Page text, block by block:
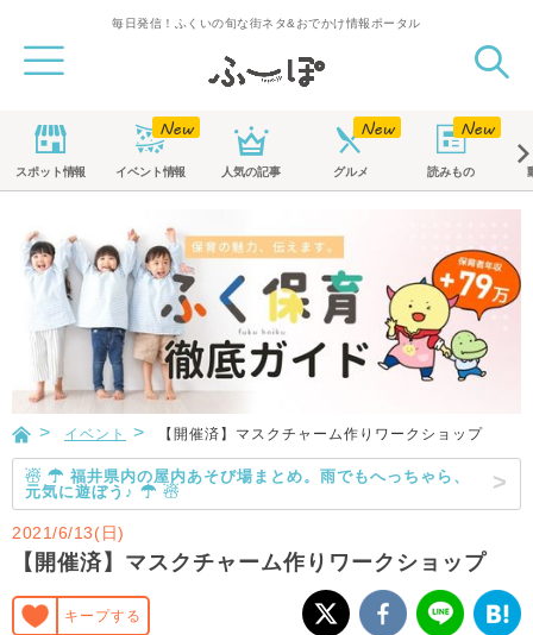
毎日発信！ふくいの旬な街ネタ&おでかけ情報ポータル
スポット情報 イベント情報 人気の記事 グルメ 読みもの
イベント 【開催済】マスクチャーム作りワークショップ
☃ ☂ 福井県内の屋内あそび場まとめ。雨でもへっちゃら、
元気に遊ぼう♪ ☂ ☃
2021/6/13(日)
【開催済】マスクチャーム作りワークショップ
キープする